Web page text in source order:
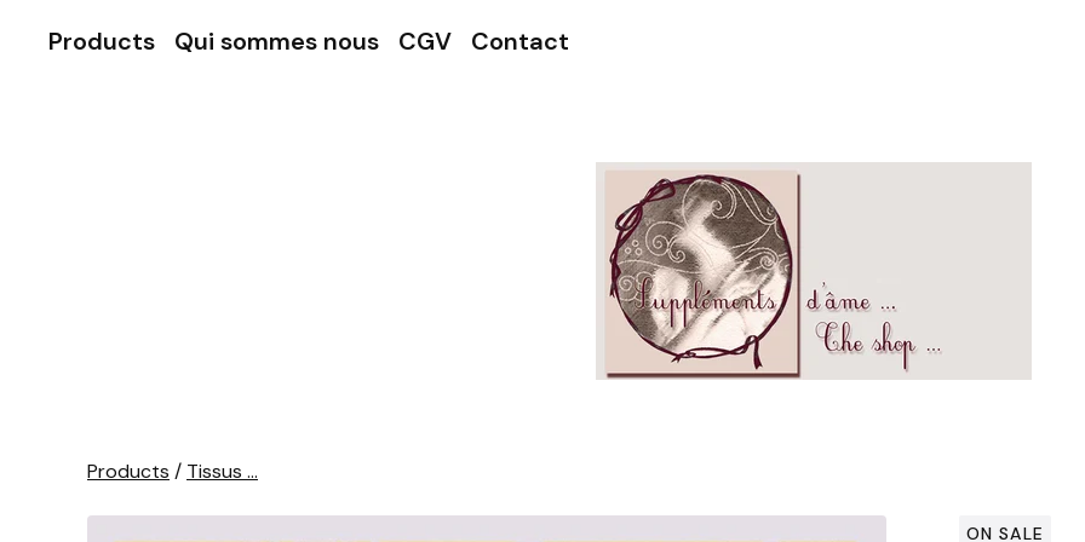
Products Qui sommes nous CGV Contact
Products / Tissus ...
ON SALE